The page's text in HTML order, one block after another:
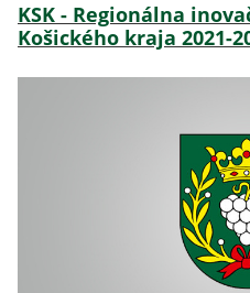
KSK - Regionálna
Košického kraja 2021-